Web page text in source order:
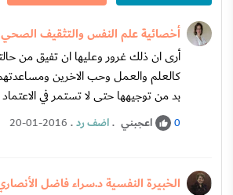
أخصائية علم النفس والتثقيف الصحي
أرى ان ذلك غرور وعليها ان تفيق من
كالعلم والعمل وحب الاخرين
بد من توجيهها حتى لا تستمر في
0 اعجبني .اضف رد.
20-01-2016
الخبيرة النفسية د.سراء فاضل